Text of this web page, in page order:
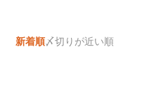
新着順〆切りが近い順